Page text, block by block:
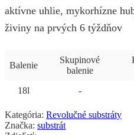
aktívne uhlie, mykorhízne
živiny na prvých 6 týždňov
Balenie
Skupinové
balenie
18l -
Kategória: Revolučné substráty
Značka: substrát